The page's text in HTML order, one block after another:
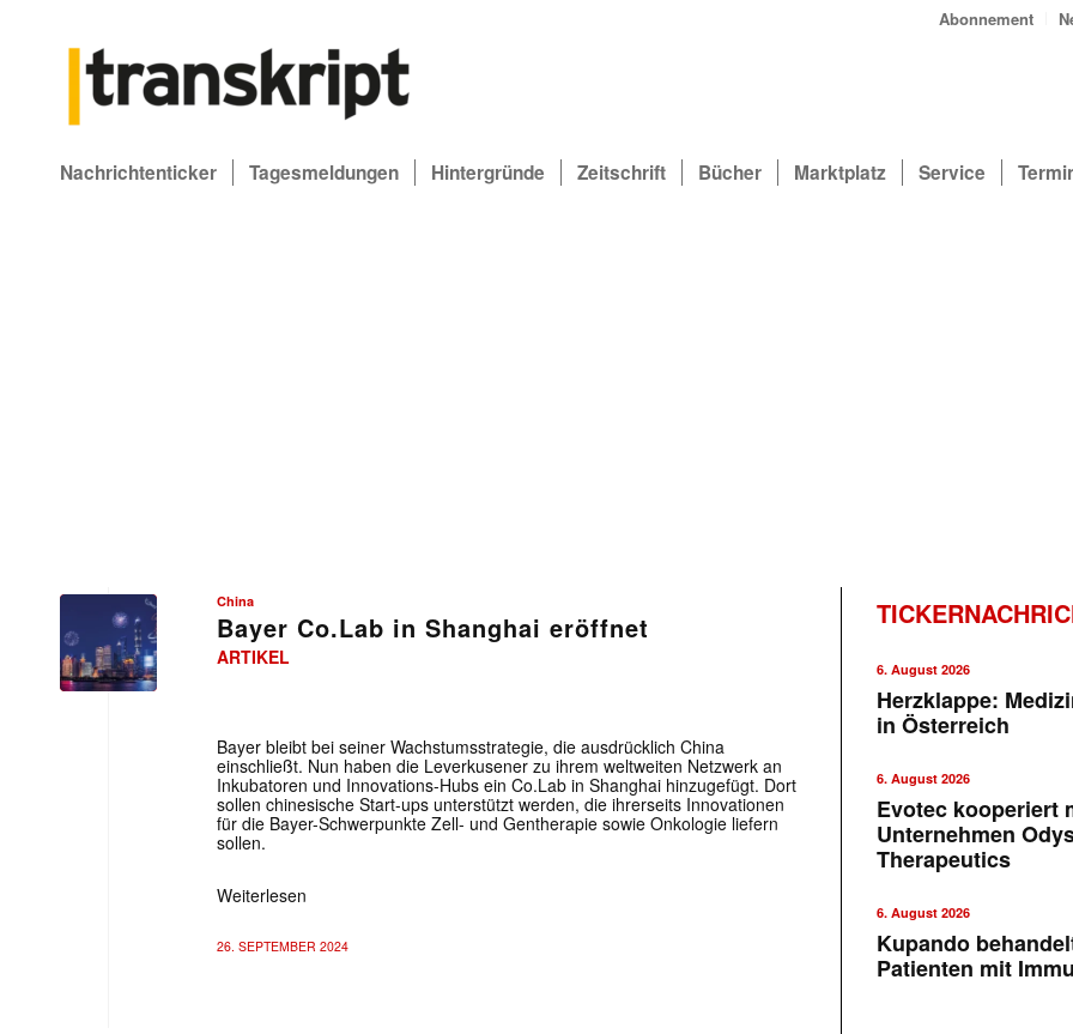
Abonnement
Nachrichtenticker Tagesmeldungen Hintergründe Zeitschrift Bücher Marktplatz Service
China
Bayer Co.Lab in Shanghai eröffnet
ARTIKEL
Bayer bleibt bei seiner Wachstumsstrategie, die ausdrücklich China
einschließt. Nun haben die Leverkusener zu ihrem weltweiten Netzwerk an
Inkubatoren und Innovations-Hubs ein Co.Lab in Shanghai hinzugefügt. Dort
sollen chinesische Start-ups unterstützt werden, die ihrerseits Innovationen
für die Bayer-Schwerpunkte Zell- und Gentherapie sowie Onkologie liefern
sollen.
Weiterlesen
26. SEPTEMBER 2024
6. August 2026
Herzklappe:
in Österreich
6. August 2026
Evotec kooperiert
Unternehmen
Therapeutics
6. August 2026
Kupando
Patienten mit